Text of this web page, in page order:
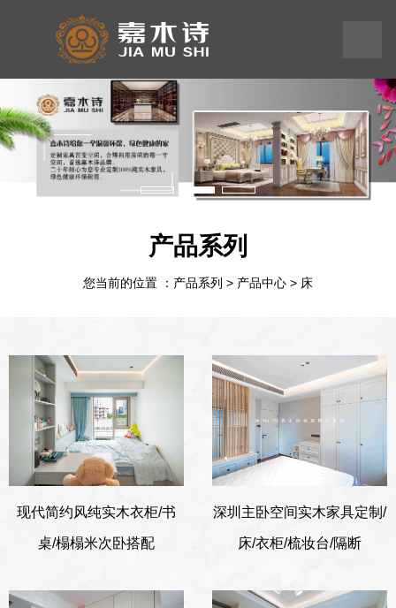
575
58
产品系列
您当前的位置 ：产品系列 > 产品中心 > 床
现代简约风纯实木衣柜/书
桌/榻榻米次卧搭配
深圳主卧空间实木家具定制/
床/衣柜/梳妆台/隔断